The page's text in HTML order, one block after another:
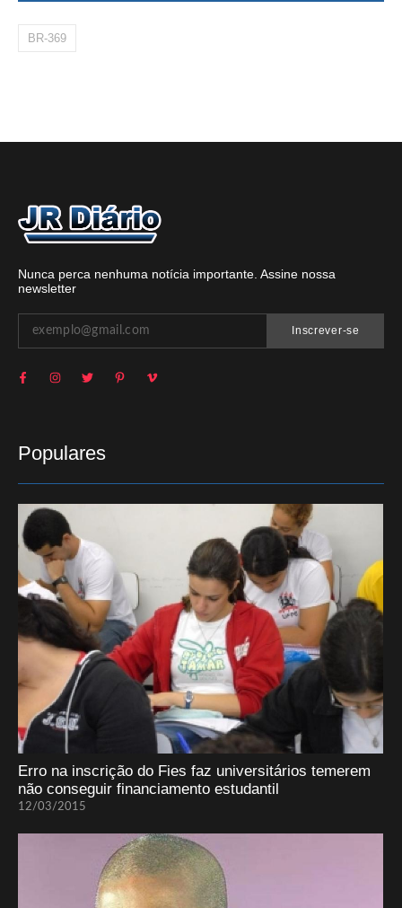
BR-369
Nunca perca nenhuma notícia importante. Assine nossa
newsletter
Inscrever-se
Populares
Erro na inscrição do Fies faz universitários temerem
não conseguir financiamento estudantil
12/03/2015